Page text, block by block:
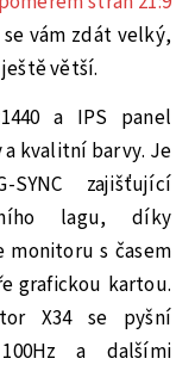
vám zdát velký,
větší.
a IPS panel
kvalitní barvy. Je
zajišťující
lagu, díky
monitoru s časem
grafickou kartou.
X34 se pyšní
a dalšími